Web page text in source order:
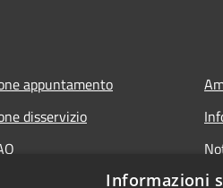
appuntamento
disservizio
Informazioni